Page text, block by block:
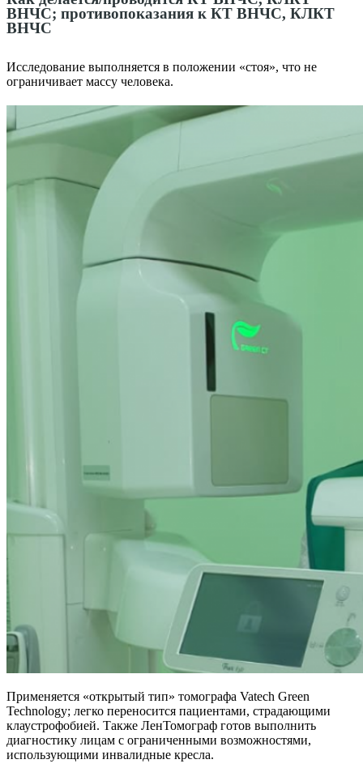
ВНЧС; противопоказания к КТ ВНЧС, КЛКТ
ВНЧС
Исследование выполняется в положении «стоя», что не
ограничивает массу человека.
Применяется «открытый тип» томографа Vatech Green
Technology; легко переносится пациентами, страдающими
клаустрофобией. Также ЛенТомограф готов выполнить
диагностику лицам с ограниченными возможностями,
использующими инвалидные кресла.